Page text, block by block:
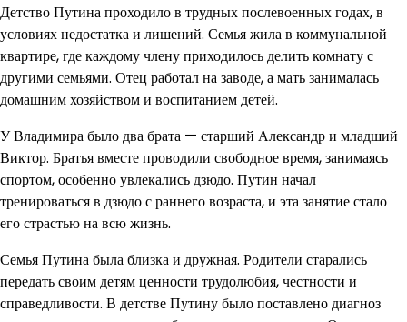
Детство Путина проходило в трудных послевоенных годах, в
условиях недостатка и лишений. Семья жила в коммунальной
квартире, где каждому члену приходилось делить комнату с
другими семьями. Отец работал на заводе, а мать занималась
домашним хозяйством и воспитанием детей.
У Владимира было два брата — старший Александр и младший
Виктор. Братья вместе проводили свободное время, занимаясь
спортом, особенно увлекались дзюдо. Путин начал
тренироваться в дзюдо с раннего возраста, и эта занятие стало
его страстью на всю жизнь.
Семья Путина была близка и дружная. Родители старались
передать своим детям ценности трудолюбия, честности и
справедливости. В детстве Путину было поставлено диагноз